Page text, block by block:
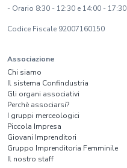
- Orario 8:30 - 12:30 e 14:00 - 17:30
Codice Fiscale 92007160150
Associazione
Chi siamo
Il sistema Confindustria
Gli organi associativi
Perchè associarsi?
I gruppi merceologici
Piccola Impresa
Giovani Imprenditori
Gruppo Imprenditoria Femminile
Il nostro staff